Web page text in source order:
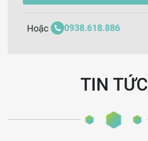
Hoặc 0938.618.886
TIN TỨC